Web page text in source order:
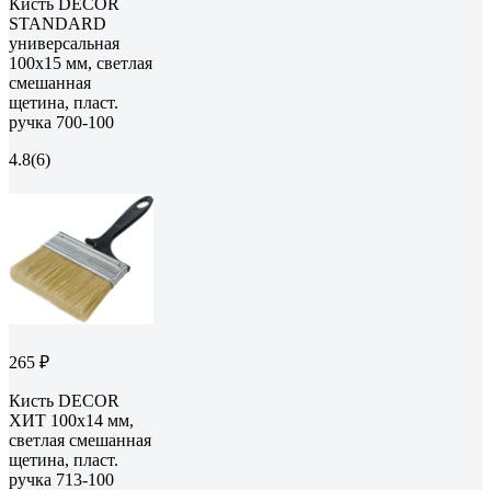
STANDARD
универсальная
100х15 мм, светлая
смешанная
щетина, пласт.
ручка 700-100
4.8(6)
265 ₽
Кисть DECOR
ХИТ 100х14 мм,
светлая смешанная
щетина, пласт.
ручка 713-100